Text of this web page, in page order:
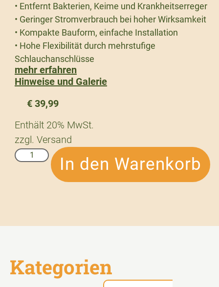
• Entfernt Bakterien, Keime und Krankheitserreger
• Geringer Stromverbrauch bei hoher Wirksamkeit
• Kompakte Bauform, einfache Installation
• Hohe Flexibilität durch mehrstufige
Schlauchanschlüsse
mehr erfahren
Hinweise und Galerie
€ 39,99
Enthält 20% MwSt.
zzgl. Versand
In den Warenkorb
Kategorien